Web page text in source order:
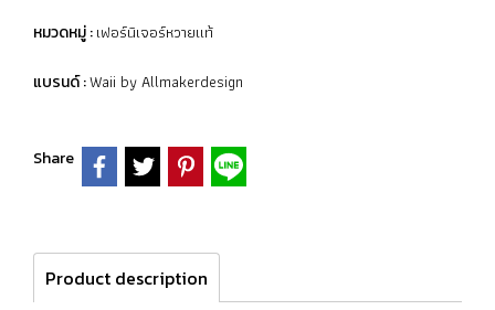
หมวดหมู่ :เฟอร์นิเจอร์หวายแท้
แบรนด์ :Waii by Allmakerdesign
Share
Product description